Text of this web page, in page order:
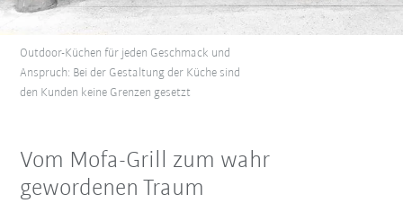
Outdoor-Küchen für jeden Geschmack und
Anspruch: Bei der Gestaltung der Küche sind
den Kunden keine Grenzen gesetzt
Vom Mofa-Grill zum wahr
gewordenen Traum